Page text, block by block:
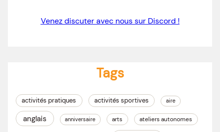
Venez discuter avec nous sur Discord !
Tags
activités pratiques activités sportives aire
anglais anniversaire arts ateliers autonomes